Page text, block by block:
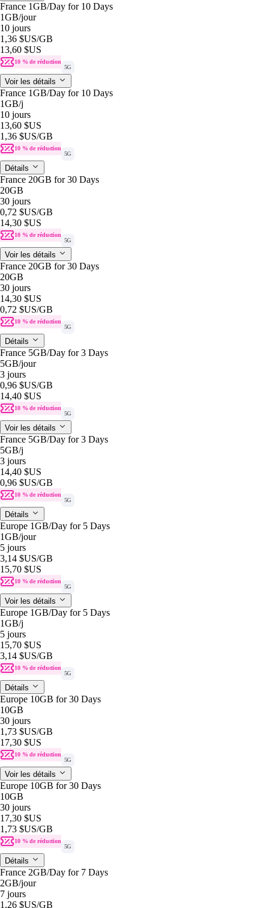
France 1GB/Day for 10 Days
1GB/jour
10 jours
1,36 $US/GB
13,60 $US
10 % de réduction
5G
Voir les détails
France 1GB/Day for 10 Days
1GB/j
10 jours
13,60 $US
1,36 $US/GB
10 % de réduction
5G
Détails
France 20GB for 30 Days
20GB
30 jours
0,72 $US/GB
14,30 $US
10 % de réduction
5G
Voir les détails
France 20GB for 30 Days
20GB
30 jours
14,30 $US
0,72 $US/GB
10 % de réduction
5G
Détails
France 5GB/Day for 3 Days
5GB/jour
3 jours
0,96 $US/GB
14,40 $US
10 % de réduction
5G
Voir les détails
France 5GB/Day for 3 Days
5GB/j
3 jours
14,40 $US
0,96 $US/GB
10 % de réduction
5G
Détails
Europe 1GB/Day for 5 Days
1GB/jour
5 jours
3,14 $US/GB
15,70 $US
10 % de réduction
5G
Voir les détails
Europe 1GB/Day for 5 Days
1GB/j
5 jours
15,70 $US
3,14 $US/GB
10 % de réduction
5G
Détails
Europe 10GB for 30 Days
10GB
30 jours
1,73 $US/GB
17,30 $US
10 % de réduction
5G
Voir les détails
Europe 10GB for 30 Days
10GB
30 jours
17,30 $US
1,73 $US/GB
10 % de réduction
5G
Détails
France 2GB/Day for 7 Days
2GB/jour
7 jours
1,26 $US/GB